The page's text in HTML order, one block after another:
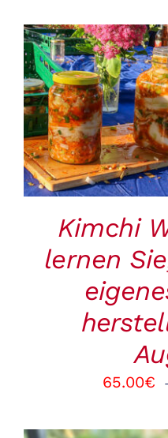
DETAILS
Kimchi
lernen
65.00€